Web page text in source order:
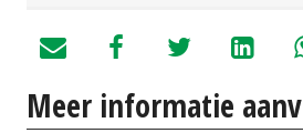
Meer informatie